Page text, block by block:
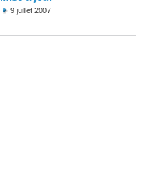
9 juillet 2007